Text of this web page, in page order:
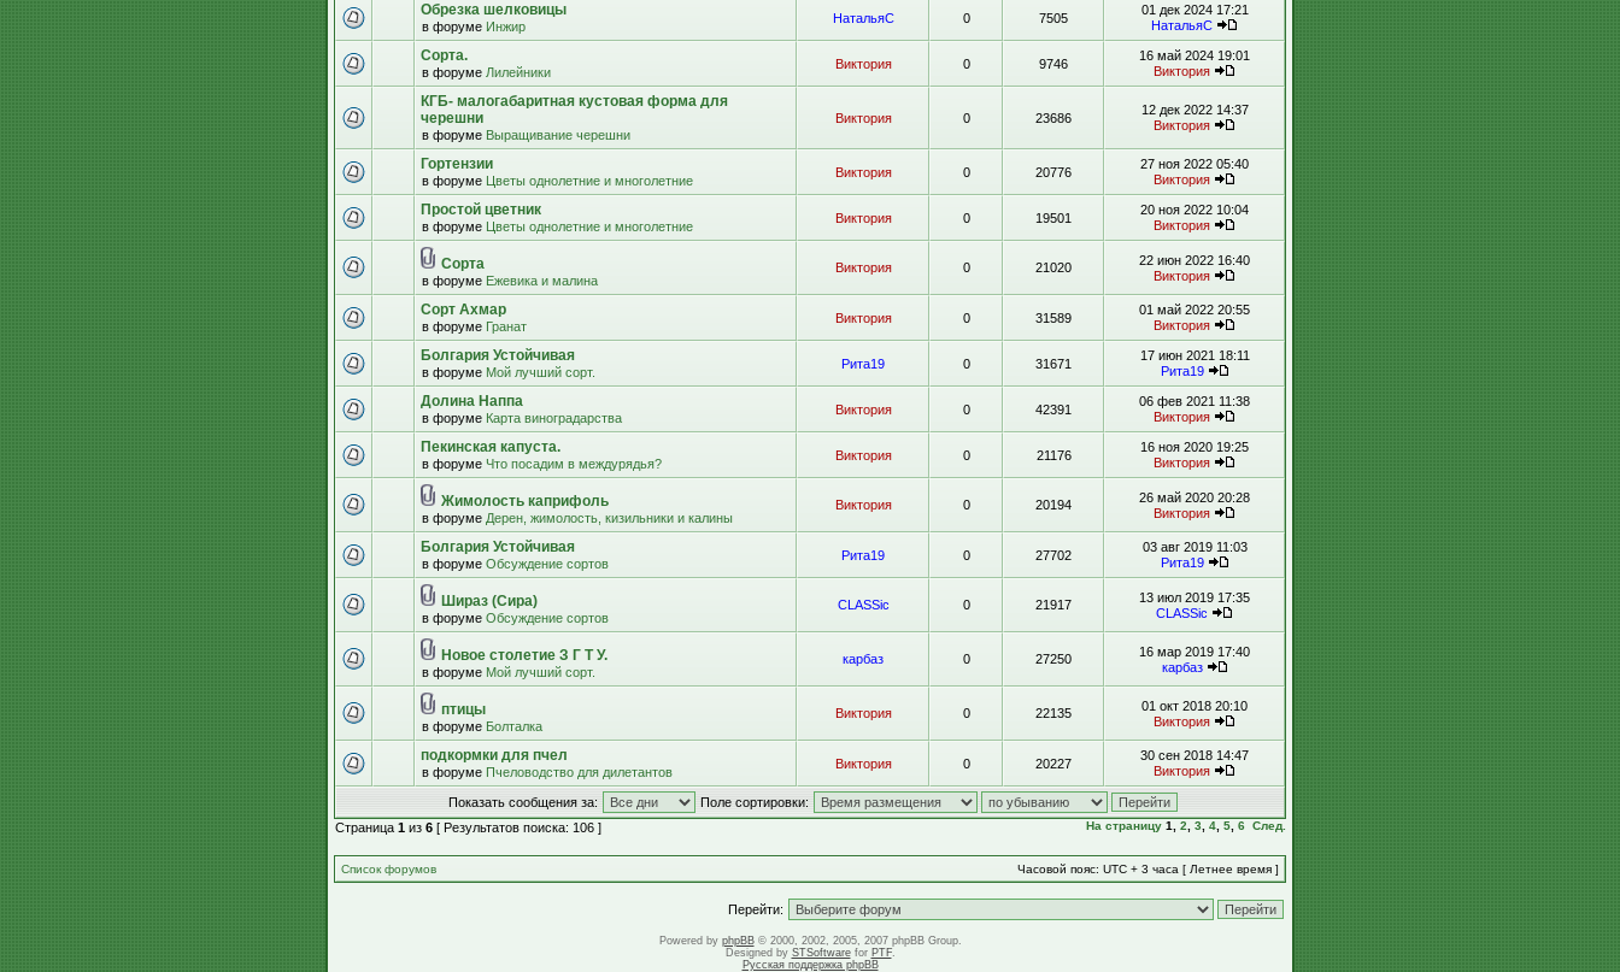
Обрезка шелковицы
в форуме Инжир
НатальяС 0 7505
01 дек 2024 17:21
НатальяС
Сорта.
в форуме Лилейники
Виктория 0 9746
16 май 2024 19:01
Виктория
КГБ- малогабаритная кустовая форма для
черешни
в форуме Выращивание черешни
Виктория 0 23686
12 дек 2022 14:37
Виктория
Гортензии
в форуме Цветы однолетние и многолетние
Виктория 0 20776
27 ноя 2022 05:40
Виктория
Простой цветник
в форуме Цветы однолетние и многолетние
Виктория 0 19501
20 ноя 2022 10:04
Виктория
Сорта
в форуме Ежевика и малина
Виктория 0 21020
22 июн 2022 16:40
Виктория
Сорт Ахмар
в форуме Гранат
Виктория 0 31589
01 май 2022 20:55
Виктория
Болгария Устойчивая
в форуме Мой лучший сорт.
Рита19 0 31671
17 июн 2021 18:11
Рита19
Долина Наппа
в форуме Карта виноградарства
Виктория 0 42391
06 фев 2021 11:38
Виктория
Пекинская капуста.
в форуме Что посадим в междурядья?
Виктория 0 21176
16 ноя 2020 19:25
Виктория
Жимолость каприфоль
в форуме Дерен, жимолость, кизильники и калины
Виктория 0 20194
26 май 2020 20:28
Виктория
Болгария Устойчивая
в форуме Обсуждение сортов
Рита19 0 27702
03 авг 2019 11:03
Рита19
Шираз (Сира)
в форуме Обсуждение сортов
CLASSic 0 21917
13 июл 2019 17:35
CLASSic
Новое столетие З Г Т У.
в форуме Мой лучший сорт.
карбаз 0 27250
16 мар 2019 17:40
карбаз
птицы
в форуме Болталка
Виктория 0 22135
01 окт 2018 20:10
Виктория
подкормки для пчел
в форуме Пчеловодство для дилетантов
Виктория 0 20227
30 сен 2018 14:47
Виктория
Показать сообщения за:
Поле сортировки:
Страница 1 из 6 [ Результатов поиска: 106 ] На страницу 1 2 3 4 5 6 След.
Список форумов Часовой пояс: UTC + 3 часа [ Летнее время ]
Перейти:
Powered by phpBB© 2000, 2002, 2005, 2007 phpBB Group.
Designed by STSoftwarefor PTF.
Русская поддержка phpBB